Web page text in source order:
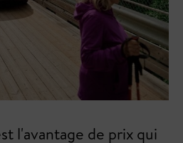
l'avantage de prix qui